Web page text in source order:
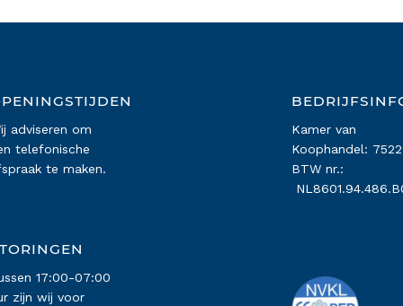
adviseren om
telefonische
te maken.
17:00-07:00
zijn wij voor
Kamer van
Koophandel:
BTW nr.: